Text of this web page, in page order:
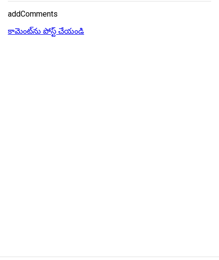
addComments
కామెంట్‌ను పోస్ట్ చేయండి